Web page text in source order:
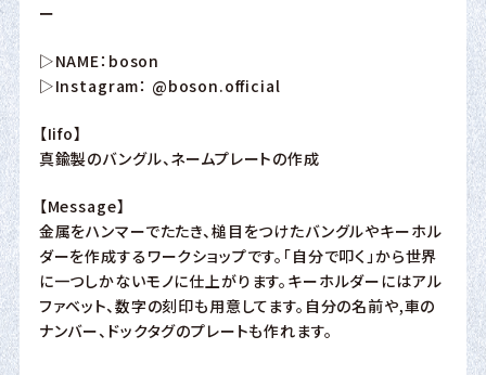
ー
▷NAME：boson
▷Instagram： @boson.official
【Iifo】
真鍮製のバングル、ネームプレートの作成
【Message】
金属をハンマーでたたき、槌目をつけたバングルやキーホル
ダーを作成するワークショップです。「自分で叩く」から世界
に一つしかないモノに仕上がります。キーホルダーにはアル
ファベット、数字の刻印も用意してます。自分の名前や,車の
ナンバー、ドックタグのプレートも作れます。